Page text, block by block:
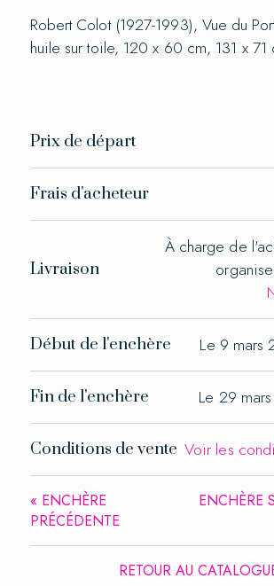
Robert Colot (1927-1993), Vue du
huile sur toile, 120 x 60 cm, 131 x 71
Prix de départ
Frais d'acheteur
Livraison
À charge de
Début de l'enchère Le 9 mars
Fin de l'enchère Le 29
Conditions de vente Voir les
« ENCHÈRE
PRÉCÉDENTE
ENCHÈRE
RETOUR AU